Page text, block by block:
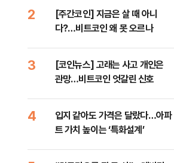
2
[주간코인] 지금은 살 때 아니
다?…비트코인 왜 못 오르나
3
[코인뉴스] 고래는 사고 개인은
관망…비트코인 엇갈린 신호
4
입지 같아도 가격은 달랐다…아파
트 가치 높이는 ‘특화설계’